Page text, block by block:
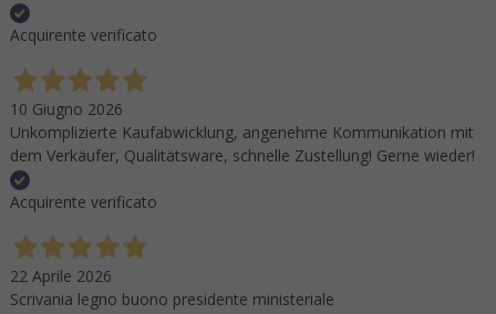
Acquirente verificato
10 Giugno 2026
Unkomplizierte Kaufabwicklung, angenehme Kommunikation mit
dem Verkäufer, Qualitätsware, schnelle Zustellung! Gerne wieder!
Acquirente verificato
22 Aprile 2026
Scrivania legno buono presidente ministeriale